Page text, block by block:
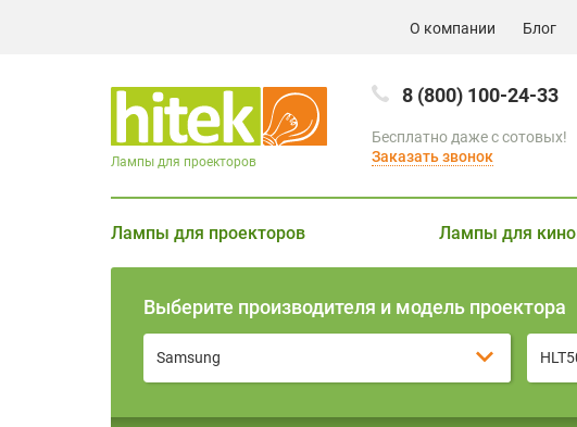
О компании Блог
8 (800) 100-24-33
Бесплатно даже с сотовых!
Заказать звонок
Лампы для проекторов
Лампы для проекторов Лампы для
Выберите производителя и модель проектора
Samsung